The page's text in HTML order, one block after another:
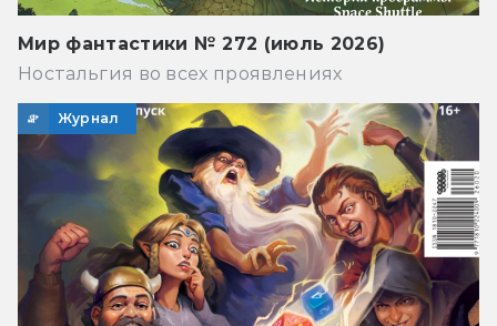
Мир фантастики № 272 (июль 2026)
Ностальгия во всех проявлениях
Журнал